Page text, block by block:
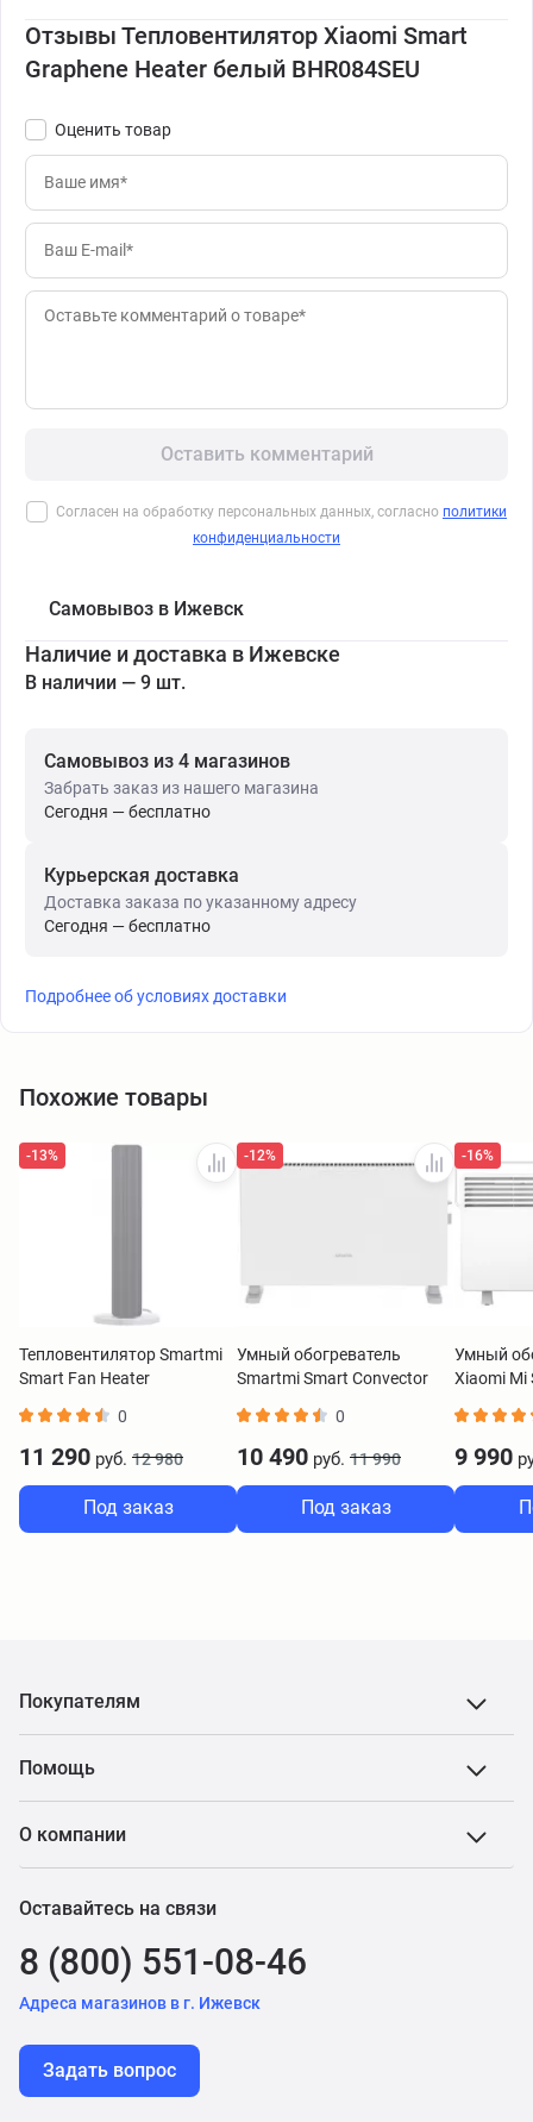
Отзывы Тепловентилятор Xiaomi Smart
Graphene Heater белый BHR084SEU
Оценить товар
Оставить комментарий
Согласен на обработку персональных данных, согласно политики
конфиденциальности
Самовывоз в Ижевск
Наличие и доставка в Ижевске
В наличии — 9 шт.
Самовывоз из 4 магазинов
Забрать заказ из нашего магазина
Сегодня — бесплатно
Курьерская доставка
Доставка заказа по указанному адресу
Сегодня — бесплатно
Подробнее об условиях доставки
Похожие товары
-13%
Тепловентилятор Smartmi
Smart Fan Heater
0
11 290 руб. 12 980
Под заказ
-12%
Умный обогреватель
Smartmi Smart Convector
0
10 490 руб. 11 990
Под заказ
-16%
Умный
Xiaomi Mi
9 990
Покупателям
Помощь
О компании
Оставайтесь на связи
8 (800) 551-08-46
Адреса магазинов в г. Ижевск
Задать вопрос